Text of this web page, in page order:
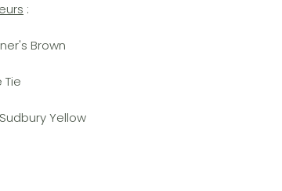
:
Brown
Tie
Yellow